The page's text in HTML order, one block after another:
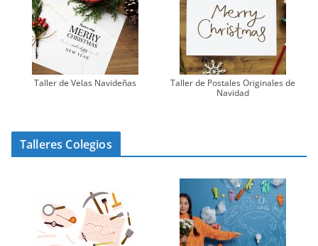
Taller de Velas Navideñas
Taller de Postales Originales de
Navidad
Talleres Colegios